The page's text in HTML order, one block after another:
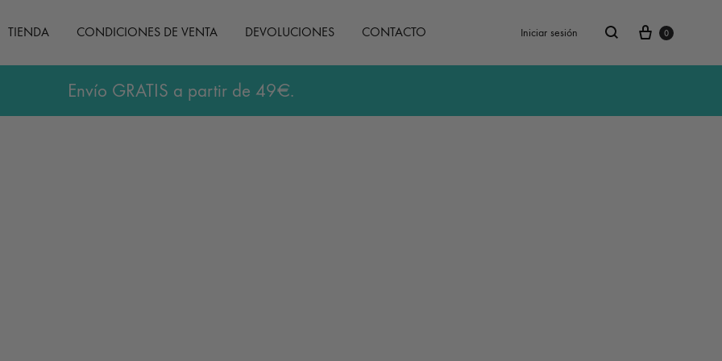
TIENDA CONDICIONES DE VENTA DEVOLUCIONES CONTACTO Iniciar sesión Buscar Carrito
0
Envío GRATIS a partir de 49€.